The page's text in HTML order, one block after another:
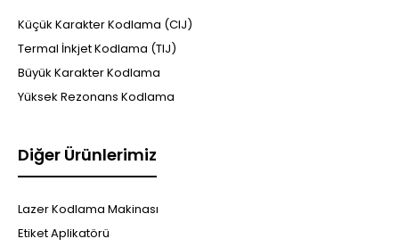
Küçük Karakter Kodlama (CIJ)
Termal İnkjet Kodlama (TIJ)
Büyük Karakter Kodlama
Yüksek Rezonans Kodlama
Diğer Ürünlerimiz
Lazer Kodlama Makinası
Etiket Aplikatörü